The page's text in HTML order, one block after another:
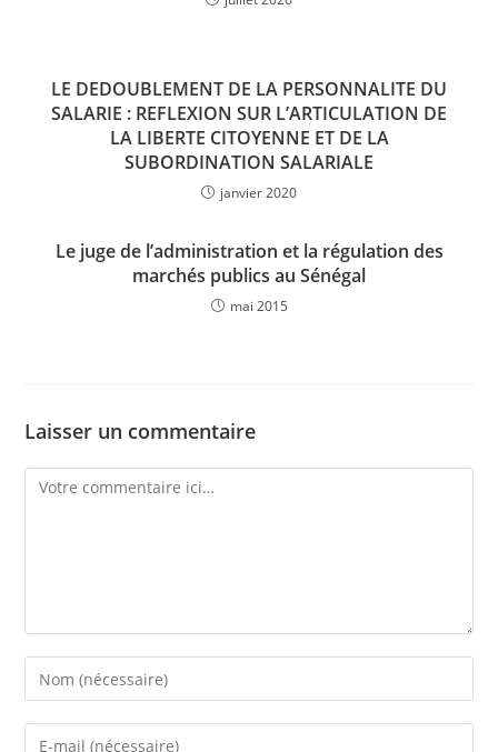
LE DEDOUBLEMENT DE LA PERSONNALITE DU
SALARIE : REFLEXION SUR L’ARTICULATION DE
LA LIBERTE CITOYENNE ET DE LA
SUBORDINATION SALARIALE
janvier 2020
Le juge de l’administration et la régulation des
marchés publics au Sénégal
mai 2015
Laisser un commentaire